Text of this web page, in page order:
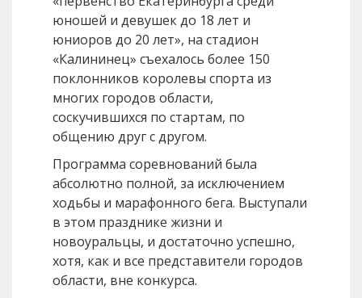
юношей и девушек до 18 лет и
юниоров до 20 лет», на стадион
«Калининец» съехалось более 150
поклонников королевы спорта из
многих городов области,
соскучившихся по стартам, по
общению друг с другом.
Программа соревнований была
абсолютно полной, за исключением
ходьбы и марафонного бега. Выступали
в этом празднике жизни и
новоуральцы, и достаточно успешно,
хотя, как и все представители городов
области, вне конкурса.